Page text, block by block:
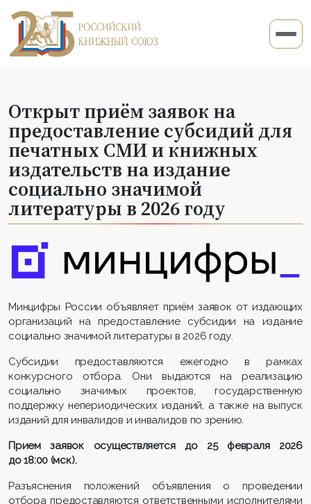
Открыт приём заявок на
предоставление субсидий для
печатных СМИ и книжных
издательств на издание
социально значимой
литературы в 2026 году
Минцифры России объявляет приём заявок от издающих
организаций на предоставление субсидии на издание
социально значимой литературы в 2026 году.
Субсидии предоставляются ежегодно в рамках
конкурсного отбора. Они выдаются на реализацию
социально значимых проектов, государственную
поддержку непериодических изданий, а также на выпуск
изданий для инвалидов и инвалидов по зрению.
Прием заявок осуществляется до 25 февраля 2026
до 18:00 (мск).
Разъяснения положений объявления о проведении
отбора предоставляются ответственными исполнителями